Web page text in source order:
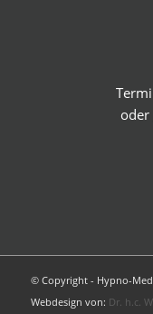
oder
© Copyright - Hypno-
Webdesign von: Dr. h.c.